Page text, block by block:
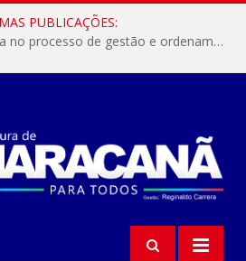
PUBLICAÇÕES:
Resex Maracanã avança no processo de gestão e ordenamento do turismo em nossas áreas protegidas.